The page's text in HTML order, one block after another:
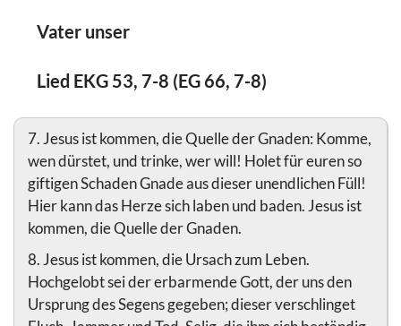
Vater unser
Lied EKG 53, 7-8 (EG 66, 7-8)
7. Jesus ist kommen, die Quelle der Gnaden: Komme,
wen dürstet, und trinke, wer will! Holet für euren so
giftigen Schaden Gnade aus dieser unendlichen Füll!
Hier kann das Herze sich laben und baden. Jesus ist
kommen, die Quelle der Gnaden.
8. Jesus ist kommen, die Ursach zum Leben.
Hochgelobt sei der erbarmende Gott, der uns den
Ursprung des Segens gegeben; dieser verschlinget